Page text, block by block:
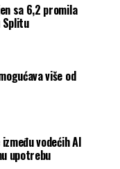
sa 6,2 promila
Splitu
više od
vodećih AI
upotrebu